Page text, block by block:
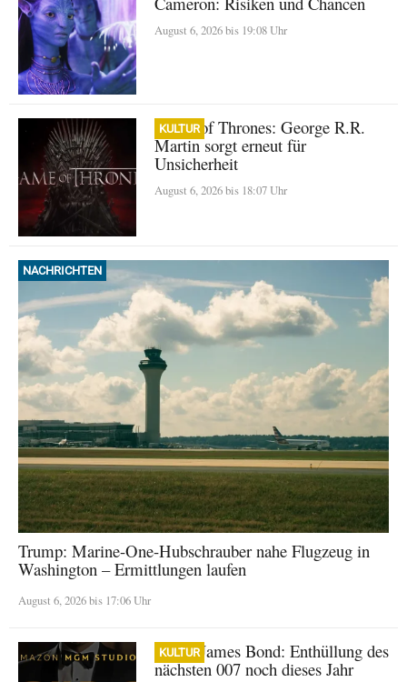
August 6, 2026 bis 19:08 Uhr
KULTUR
Game of Thrones: George R.R.
Martin sorgt erneut für
Unsicherheit
August 6, 2026 bis 18:07 Uhr
NACHRICHTEN
Trump: Marine-One-Hubschrauber nahe Flugzeug in
Washington – Ermittlungen laufen
August 6, 2026 bis 17:06 Uhr
KULTUR
Neuer James Bond: Enthüllung des
nächsten 007 noch dieses Jahr